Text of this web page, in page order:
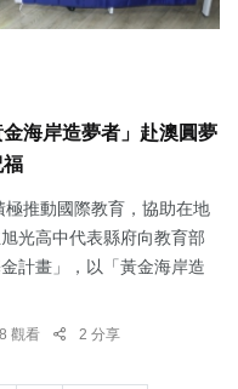
海岸造夢者」赴澳圓夢
福
極推動國際教育，協助在地
光高中代表縣府向教育部
計畫」，以「黃金海岸造
觀看 2 分享